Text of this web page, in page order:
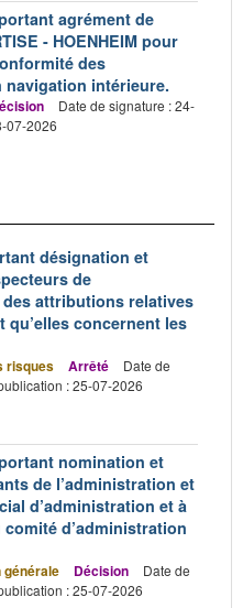
agrément de
- HOENHEIM pour
des
intérieure.
Date de signature : 24-
07-2026
désignation et
de
attributions relatives
qu’elles concernent les
risques Arrêté
Date de
: 25-07-2026
nomination et
de l’administration et
d’administration et à
d’administration
Décision
Date de
: 25-07-2026